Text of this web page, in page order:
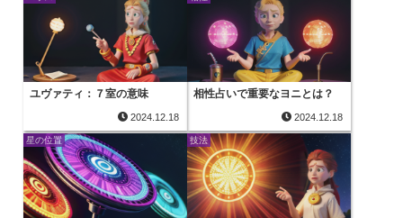
ユヴァティ：７室の意味
2024.12.18
相性占いで重要なヨニとは？
2024.12.18
星の位置 技法